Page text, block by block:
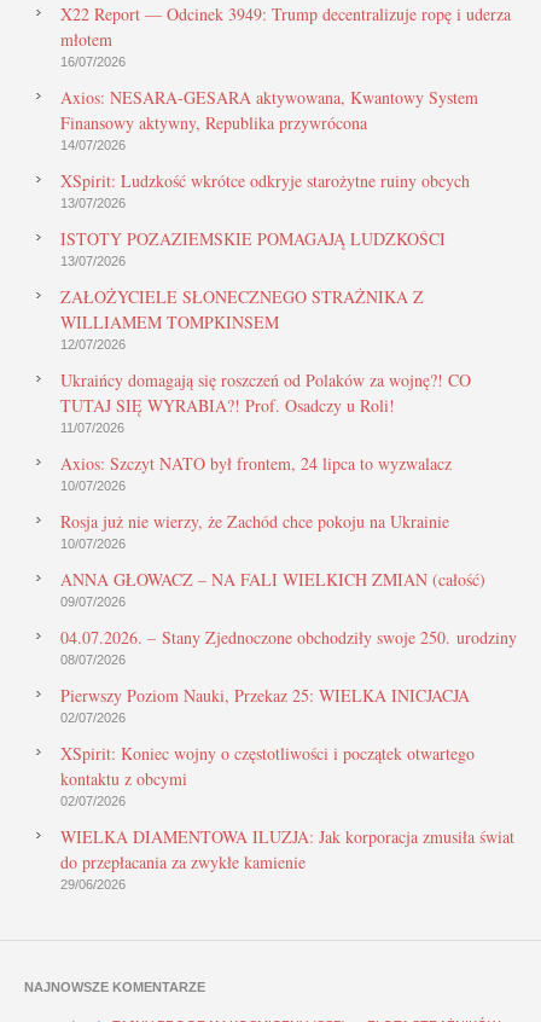
X22 Report — Odcinek 3949: Trump decentralizuje ropę i uderza
młotem
16/07/2026
Axios: NESARA-GESARA aktywowana, Kwantowy System
Finansowy aktywny, Republika przywrócona
14/07/2026
XSpirit: Ludzkość wkrótce odkryje starożytne ruiny obcych
13/07/2026
ISTOTY POZAZIEMSKIE POMAGAJĄ LUDZKOŚCI
13/07/2026
ZAŁOŻYCIELE SŁONECZNEGO STRAŻNIKA Z
WILLIAMEM TOMPKINSEM
12/07/2026
Ukraińcy domagają się roszczeń od Polaków za wojnę?! CO
TUTAJ SIĘ WYRABIA?! Prof. Osadczy u Roli!
11/07/2026
Axios: Szczyt NATO był frontem, 24 lipca to wyzwalacz
10/07/2026
Rosja już nie wierzy, że Zachód chce pokoju na Ukrainie
10/07/2026
ANNA GŁOWACZ – NA FALI WIELKICH ZMIAN (całość)
09/07/2026
04.07.2026. – Stany Zjednoczone obchodziły swoje 250. urodziny
08/07/2026
Pierwszy Poziom Nauki, Przekaz 25: WIELKA INICJACJA
02/07/2026
XSpirit: Koniec wojny o częstotliwości i początek otwartego
kontaktu z obcymi
02/07/2026
WIELKA DIAMENTOWA ILUZJA: Jak korporacja zmusiła świat
do przepłacania za zwykłe kamienie
29/06/2026
NAJNOWSZE KOMENTARZE